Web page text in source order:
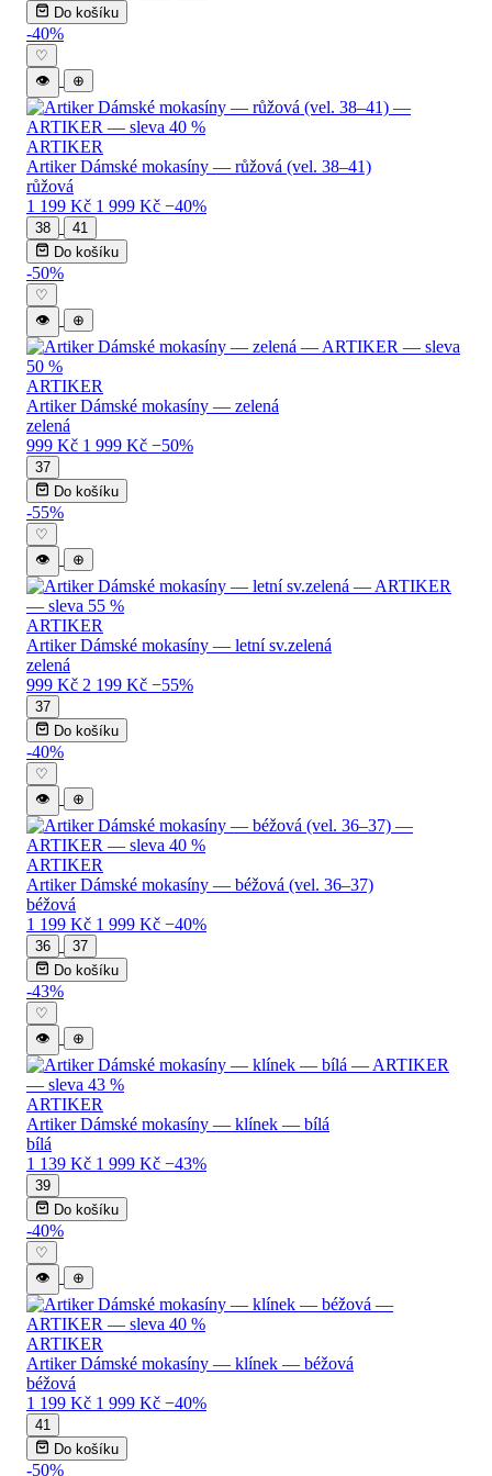
Do košíku
-40%
♡
👁
⊕
ARTIKER
Artiker Dámské mokasíny — růžová (vel. 38–41)
růžová
1 199 Kč 1 999 Kč −40%
38
41
Do košíku
-50%
♡
👁
⊕
ARTIKER
Artiker Dámské mokasíny — zelená
zelená
999 Kč 1 999 Kč −50%
37
Do košíku
-55%
♡
👁
⊕
ARTIKER
Artiker Dámské mokasíny — letní sv.zelená
zelená
999 Kč 2 199 Kč −55%
37
Do košíku
-40%
♡
👁
⊕
ARTIKER
Artiker Dámské mokasíny — béžová (vel. 36–37)
béžová
1 199 Kč 1 999 Kč −40%
36
37
Do košíku
-43%
♡
👁
⊕
ARTIKER
Artiker Dámské mokasíny — klínek — bílá
bílá
1 139 Kč 1 999 Kč −43%
39
Do košíku
-40%
♡
👁
⊕
ARTIKER
Artiker Dámské mokasíny — klínek — béžová
béžová
1 199 Kč 1 999 Kč −40%
41
Do košíku
-50%